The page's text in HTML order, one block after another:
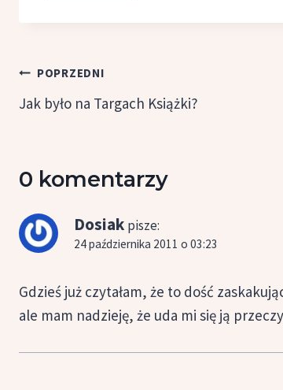
Nawigacja
wpisu
POPRZEDNI
Jak było na Targach Książki?
0 komentarzy
Dosiak pisze:
24 października 2011 o 03:23
Gdzieś już czytałam, że to dość
ale mam nadzieję, że uda mi się ją